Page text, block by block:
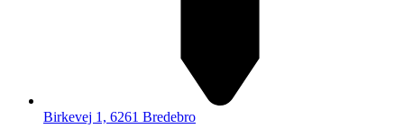
Birkevej 1, 6261 Bredebro